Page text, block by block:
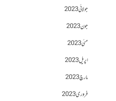
جولائی 2023
جون 2023
مئی 2023
اپریل 2023
مارچ 2023
فروری 2023